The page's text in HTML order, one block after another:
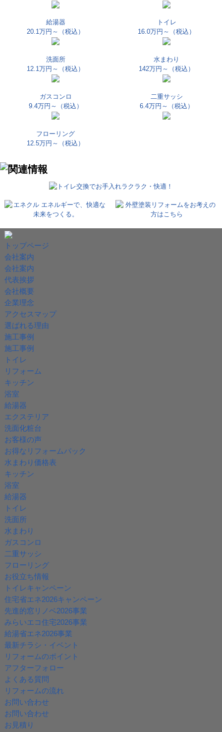
給湯器
20.1万円～
（税込）
トイレ
16.0万円～
（税込）
洗面所
12.1万円～
（税込）
水まわり
142万円～
（税込）
ガスコンロ
9.4万円～
（税込）
二重サッシ
6.4万円～
（税込）
フローリング
12.5万円～
（税込）
トップページ
会社案内
会社案内
代表挨拶
会社概要
企業理念
アクセスマップ
選ばれる理由
施工事例
施工事例
トイレ
リフォーム
キッチン
浴室
給湯器
エクステリア
洗面化粧台
お客様の声
お得なリフォームパック
水まわり価格表
キッチン
浴室
給湯器
トイレ
洗面所
水まわり
ガスコンロ
二重サッシ
フローリング
お役立ち情報
トイレキャンペーン
住宅省エネ2026キャンペーン
先進的窓リノベ2026事業
みらいエコ住宅2026事業
給湯省エネ2026事業
最新チラシ・イベント
リフォームのポイント
アフターフォロー
よくある質問
リフォームの流れ
お問い合わせ
お問い合わせ
お見積り